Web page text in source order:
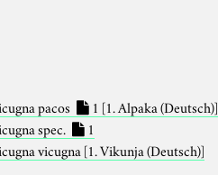
pacos 1 [1. Alpaka (Deutsch)]
spec.
1
vicugna [1. Vikunja (Deutsch)]